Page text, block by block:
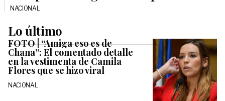
NACIONAL
Lo último
FOTO | “Amiga eso es de
Chana”: El comentado detalle
en la vestimenta de Camila
Flores que se hizo viral
NACIONAL